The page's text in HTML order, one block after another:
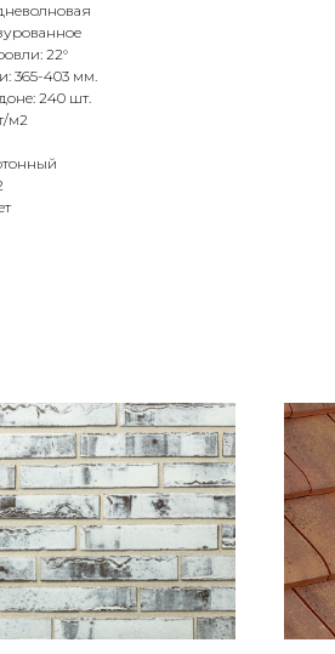
22°
365-403 мм.
240 шт.
м2